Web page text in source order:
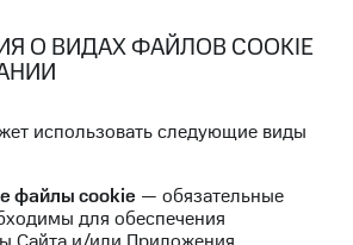
О ВИДАХ ФАЙЛОВ COOKIE
использовать следующие виды
файлы cookie — обязательные
для обеспечения